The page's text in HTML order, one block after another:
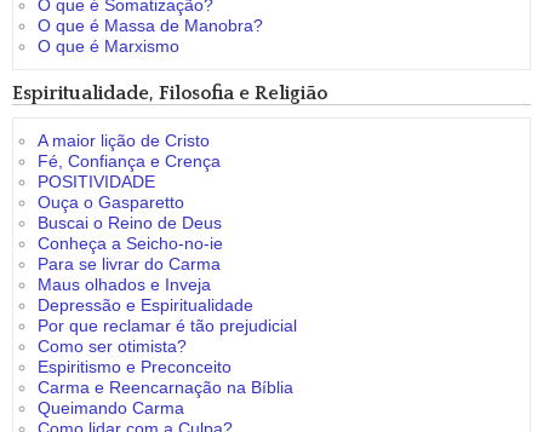
O que é Somatização?
O que é Massa de Manobra?
O que é Marxismo
Espiritualidade, Filosofia e Religião
A maior lição de Cristo
Fé, Confiança e Crença
POSITIVIDADE
Ouça o Gasparetto
Buscai o Reino de Deus
Conheça a Seicho-no-ie
Para se livrar do Carma
Maus olhados e Inveja
Depressão e Espiritualidade
Por que reclamar é tão prejudicial
Como ser otimista?
Espiritismo e Preconceito
Carma e Reencarnação na Bíblia
Queimando Carma